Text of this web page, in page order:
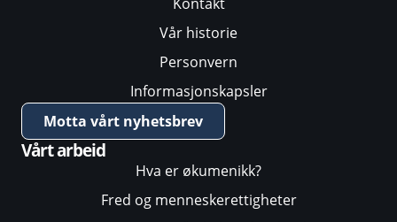
Vår historie
Personvern
Informasjonskapsler
Motta vårt nyhetsbrev
Vårt arbeid
Hva er økumenikk?
Fred og menneskerettigheter